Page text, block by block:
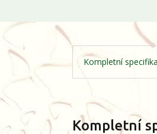
Kompletní
Kompletní